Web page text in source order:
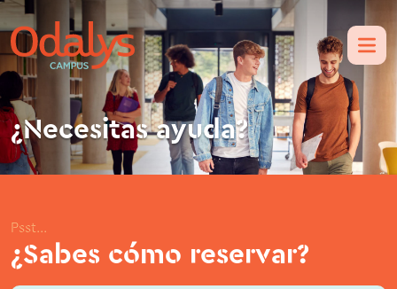
¿Necesitas ayuda?
Psst...
¿Sabes cómo reservar?